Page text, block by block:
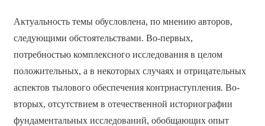
Актуальность темы обусловлена, по мнению авторов,
следующими обстоятельствами. Во-первых,
потребностью комплексного исследования в целом
положительных, а в некоторых случаях и отрицательных
аспектов тылового обеспечения контрнаступления. Во-
вторых, отсутствием в отечественной историографии
фундаментальных исследований, обобщающих опыт